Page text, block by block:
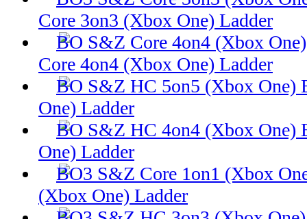
Core 3on3 (Xbox One) Ladder
Core 4on4 (Xbox One) Ladder
One) Ladder
One) Ladder
(Xbox One) Ladder